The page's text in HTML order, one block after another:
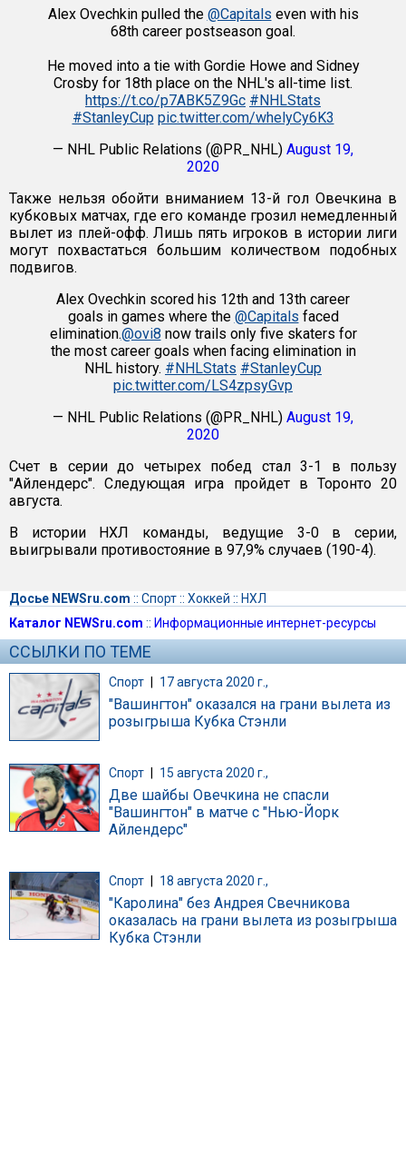
Alex Ovechkin pulled the @Capitals even with his
68th career postseason goal.
He moved into a tie with Gordie Howe and Sidney
Crosby for 18th place on the NHL's all-time list.
https://t.co/p7ABK5Z9Gc #NHLStats
#StanleyCup pic.twitter.com/whelyCy6K3
— NHL Public Relations (@PR_NHL) August 19,
2020
Также нельзя обойти вниманием 13-й гол Овечкина в
кубковых матчах, где его команде грозил немедленный
вылет из плей-офф. Лишь пять игроков в истории лиги
могут похвастаться большим количеством подобных
подвигов.
Alex Ovechkin scored his 12th and 13th career
goals in games where the @Capitals faced
elimination.@ovi8 now trails only five skaters for
the most career goals when facing elimination in
NHL history. #NHLStats #StanleyCup
pic.twitter.com/LS4zpsyGvp
— NHL Public Relations (@PR_NHL) August 19,
2020
Счет в серии до четырех побед стал 3-1 в пользу
"Айлендерс". Следующая игра пройдет в Торонто 20
августа.
В истории НХЛ команды, ведущие 3-0 в серии,
выигрывали противостояние в 97,9% случаев (190-4).
Досье NEWSru.com :: Спорт:: Хоккей :: НХЛ
Каталог NEWSru.com :: Информационные интернет-ресурсы
ССЫЛКИ ПО ТЕМЕ
Спорт | 17 августа 2020 г.,
"Вашингтон" оказался на грани вылета из
розыгрыша Кубка Стэнли
Спорт 15 августа 2020 г.,
Две шайбы Овечкина не спасли
"Вашингтон" в матче с "Нью-Йорк
Айлендерс"
Спорт 18 августа 2020 г.,
"Каролина" без Андрея Свечникова
оказалась на грани вылета из розыгрыша
Кубка Стэнли